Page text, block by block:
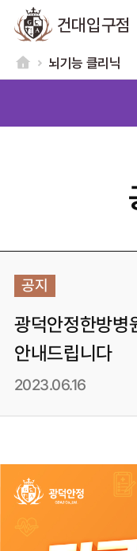
건대입구점
뇌기능 클리닉
공지
광덕안정한방병
안내드립니다
2023.06.16